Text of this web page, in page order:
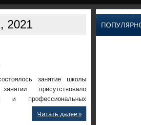
2021
занятие школы
присутствовало
и профессиональных
Читать далее »